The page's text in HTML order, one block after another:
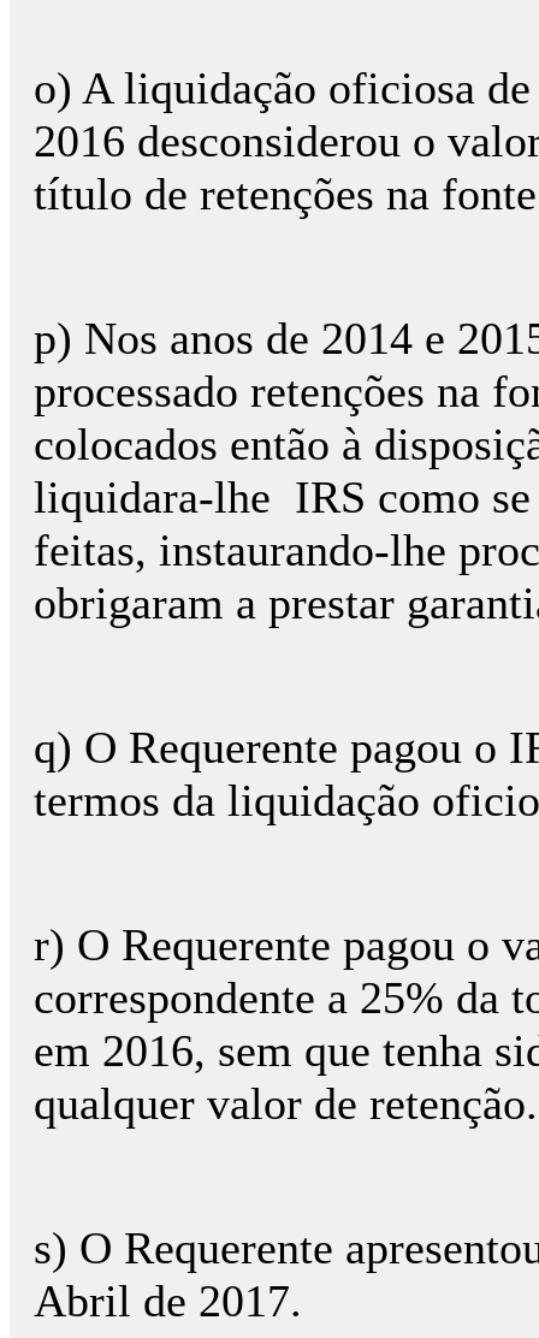
o) A liquidação oficiosa
2016 desconsiderou o
título de retenções na
p) Nos anos de 2014 e
processado retenções na
colocados então à
liquidara-lhe IRS como se
feitas, instaurando-lhe
obrigaram a prestar
q) O Requerente pagou o
termos da liquidação
r) O Requerente pagou o
correspondente a 25% da
em 2016, sem que tenha
qualquer valor de retenção.
s) O Requerente
Abril de 2017.